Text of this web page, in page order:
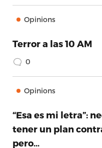
Opinions
Terror a las 10 AM
0
Opinions
“Esa es mi letra”:
tener un plan
pero…